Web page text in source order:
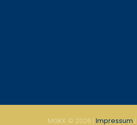
MGKK © 2026 | Impressum |